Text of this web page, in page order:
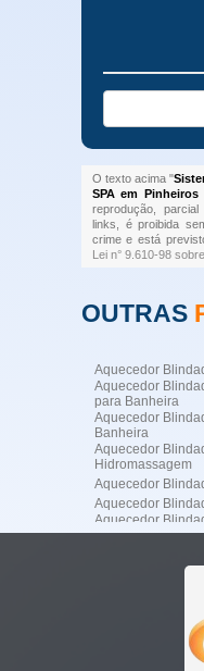
O texto acima "
SPA em Pinheiros
reprodução,
links, é proibida
crime e está
Lei n° 9.610-98
OUTRAS
Aquecedor
Aquecedor
para Banheira
Aquecedor
Banheira
Aquecedor
Hidromassagem
Aquecedor
Aquecedor
Aquecedor
Profissional
Residencial de
Aquecedor
Aquecedor de
Aquecedor de
Aquecedor